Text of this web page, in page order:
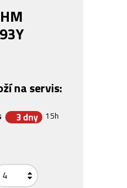
na servis:
3 dny 15h